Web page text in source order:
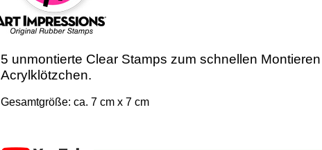
5 unmontierte Clear Stamps zum schnellen
Acrylklötzchen.
Gesamtgröße: ca. 7 cm x 7 cm